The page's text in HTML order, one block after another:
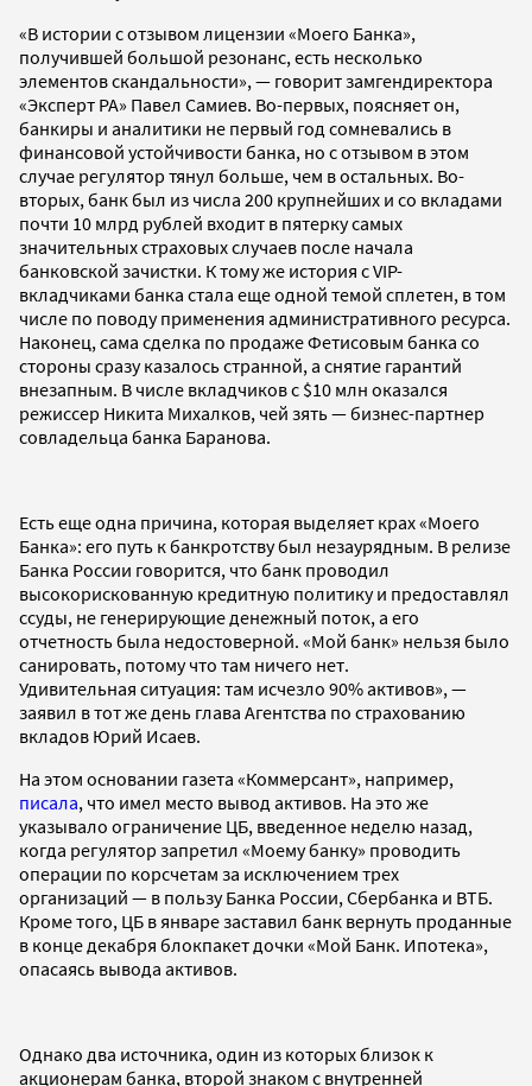
«В истории с отзывом лицензии «Моего Банка»,
получившей большой резонанс, есть несколько
элементов скандальности», — говорит замгендиректора
«Эксперт РА» Павел Самиев. Во-первых, поясняет он,
банкиры и аналитики не первый год сомневались в
финансовой устойчивости банка, но с отзывом в этом
случае регулятор тянул больше, чем в остальных. Во-
вторых, банк был из числа 200 крупнейших и со вкладами
почти 10 млрд рублей входит в пятерку самых
значительных страховых случаев после начала
банковской зачистки. К тому же история с VIP-
вкладчиками банка стала еще одной темой сплетен, в том
числе по поводу применения административного ресурса.
Наконец, сама сделка по продаже Фетисовым банка со
стороны сразу казалось странной, а снятие гарантий
внезапным. В числе вкладчиков с $10 млн оказался
режиссер Никита Михалков, чей зять — бизнес-партнер
совладельца банка Баранова.
Есть еще одна причина, которая выделяет крах «Моего
Банка»: его путь к банкротству был незаурядным. В релизе
Банка России говорится, что банк проводил
высокорискованную кредитную политику и предоставлял
ссуды, не генерирующие денежный поток, а его
отчетность была недостоверной. «Мой банк» нельзя было
санировать, потому что там ничего нет.
Удивительная ситуация: там исчезло 90% активов», —
заявил в тот же день глава Агентства по страхованию
вкладов Юрий Исаев.
На этом основании газета «Коммерсант», например,
писала, что имел место вывод активов. На это же
указывало ограничение ЦБ, введенное неделю назад,
когда регулятор запретил «Моему банку» проводить
операции по корсчетам за исключением трех
организаций — в пользу Банка России, Сбербанка и ВТБ.
Кроме того, ЦБ в январе заставил банк вернуть проданные
в конце декабря блокпакет дочки «Мой Банк. Ипотека»,
опасаясь вывода активов.
Однако два источника, один из которых близок к
акционерам банка, второй знаком с внутренней